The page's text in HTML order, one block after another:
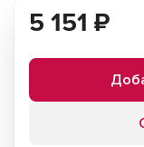
5 151 ₽